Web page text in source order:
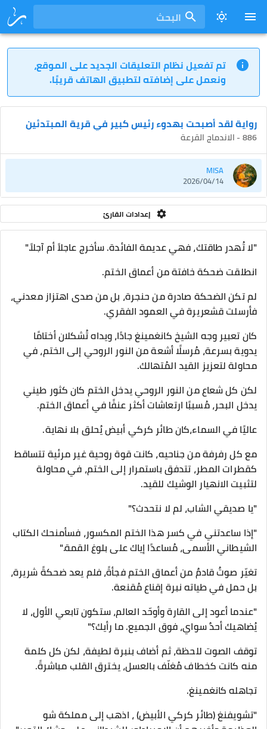
البحث
تم تفعيل نظام التعليقات الجديد على الموقع،
ونعمل على إضافته لتطبيق الهاتف قريبًا.
رواية لقد أصبحت بهدوء رئيس كبير في قرية المبتدئين
886 - الاندماج القرعة
MISA
2026/04/14
إعدادات القارئ
"لا تُهدر طاقتك، فهي عديمة الفائدة. سأخرج عاجلاً أم آجلاً."
انطلقت ضحكة خافتة من أعماق الختم.
لم تكن الضحكة صادرة من حنجرة، بل من صدى اهتزاز معدني،
فأرسلت قشعريرة في العمود الفقري.
كان تعبير وجه الشيخ كانغمينغ جادًا، ويداه تُشكلان أختامًا
يدوية بسرعة، مُرسلًا أشعة من النور الروحي إلى الختم، في
محاولة لتعزيز القيد المُتهالك.
لكن كل شعاع من النور الروحي يدخل الختم كان كثور طيني
يدخل البحر، مُسببًا ارتعاشات أكثر عنفًا في أعماق الختم.
عاليًا في السماء،كان طائر كركي أبيض يُحلق بلا نهاية.
مع كل رفرفة من جناحيه، كانت قوة روحية غير مرئية تتساقط
كقطرات المطر، تتدفق باستمرار إلى الختم، في محاولة
لتثبيت الانهيار الوشيك للقيد.
"يا صديقي الشاب، لم لا نتحدث؟"
"إذا ساعدتني في كسر هذا الختم المكسور، فسأمنحك الكتاب
الشيطاني الأسمى، مُساعدًا إياك على بلوغ القمة."
تغيّر صوتٌ قادمٌ من أعماق الختم فجأةً، فلم يعد ضحكةً شريرة،
بل حمل في طياته نبرة إقناع مُقنعة.
"عندما أعود إلى القارة وأوحّد العالم، ستكون تابعي الأول، لا
يُضاهيك أحدٌ سواي، فوق الجميع. ما رأيك؟"
توقف الصوت للحظة، ثم أضاف بنبرة لطيفة، لكن كل كلمة
منه كانت كخطاف مُغلّف بالعسل، يخترق القلب مباشرةً.
تجاهله كانغمينغ.
"تشويفنغ (طائر كركي الأبيض) ، اذهب إلى مملكة شو